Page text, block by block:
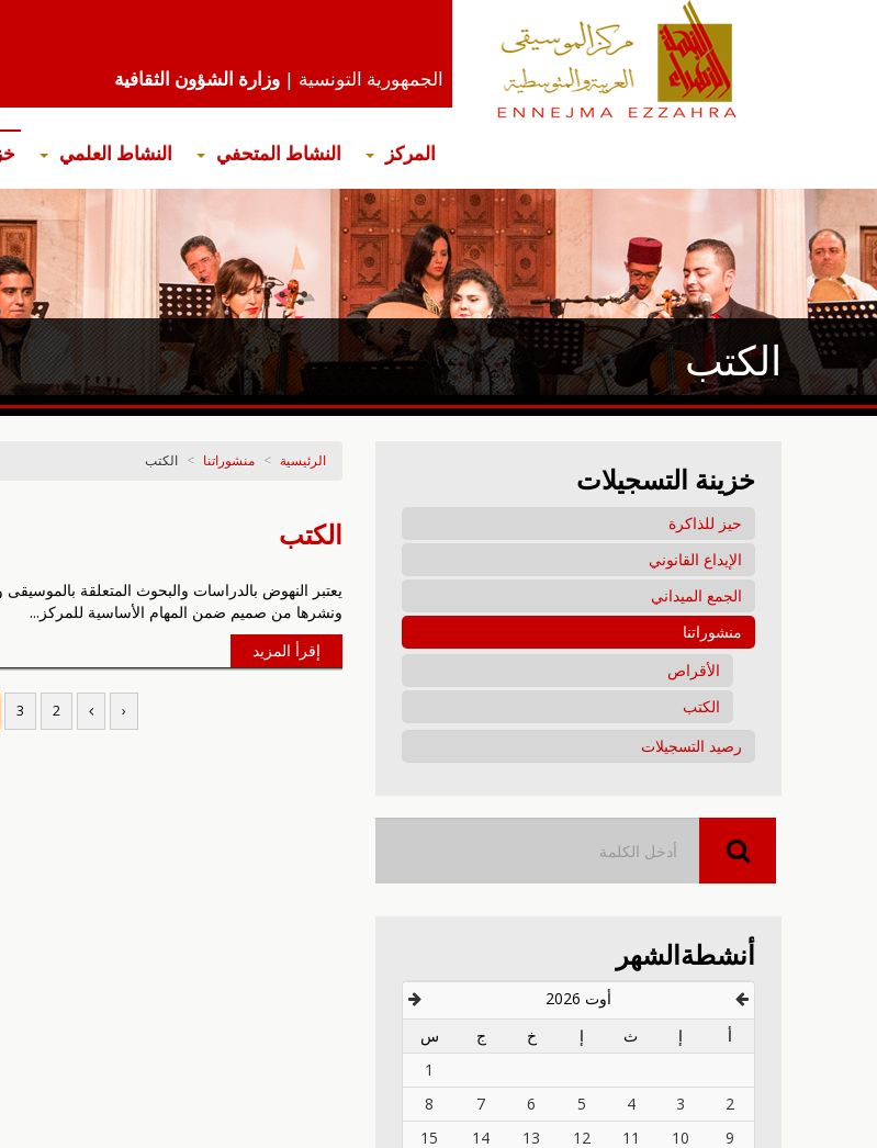
الجمهورية التونسية |وزارة الشؤون الثقافية
المركز النشاط المتحفي النشاط العلمي
الكتب
الرئيسية > منشوراتنا > الكتب
الكتب
يعتبر النهوض بالدراسات والبحوث المتعلقة
ونشرها من صميم ضمن المهام الأساسية للمركز...
إقرأ المزيد
‹
2
3
خزينة التسجيلات
حيز للذاكرة
الإيداع القانوني
الجمع الميداني
منشوراتنا
الأقراص
الكتب
رصيد التسجيلات
أنشطةالشهر
أوت 2026
أ
إ ث إ خ ج
س
1
2
3
4
5
6
7
8
9
10
11
12
13
14
15